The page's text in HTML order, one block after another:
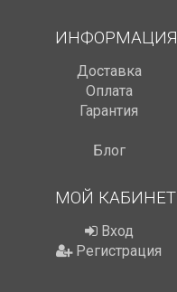
ИНФОРМАЦИЯ
Доставка
Оплата
Гарантия
Блог
МОЙ КАБИНЕТ
Вход
Регистрация